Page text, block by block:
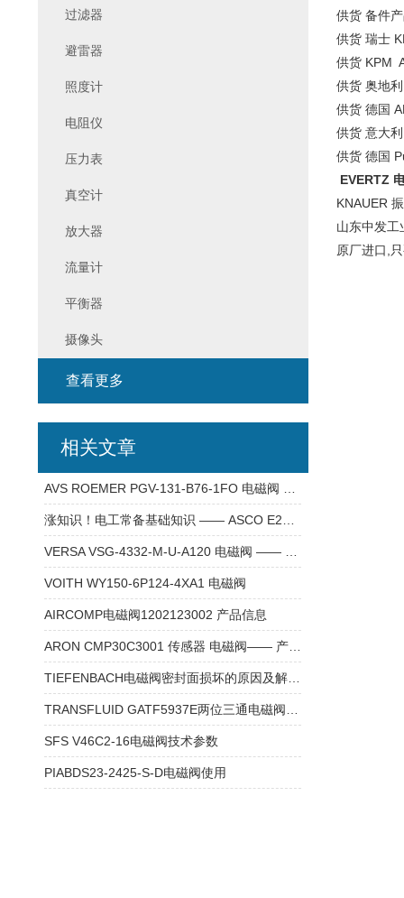
供货 备件
供货 瑞士
供货 KPM
供货 奥地
供货 德国
供货 意大
供货 德国
EVERTZ
KNAUER
山东中发工
原厂进口,
过滤器
避雷器
照度计
电阻仪
压力表
真空计
放大器
流量计
平衡器
摄像头
查看更多
相关文章
VOITH WY150-6P124-4XA1 电磁阀
AIRCOMP电磁阀1202123002 产品信息
SFS V46C2-16电磁阀技术参数
PIABDS23-2425-S-D电磁阀使用